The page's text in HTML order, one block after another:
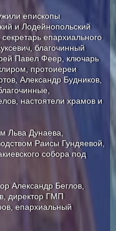
епископы
и Лодейнопольский
епархиального
благочинный
Павел Феер, ключарь
протоиереи
Александр Будников,
настоятели храмов и
Льва Дунаева,
Раисы Гундяевой,
собора под
Александр Беглов,
директор ГМП
епархиальный